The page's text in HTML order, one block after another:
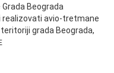
Beograda
realizovati avio-tretmane
grada Beograda,